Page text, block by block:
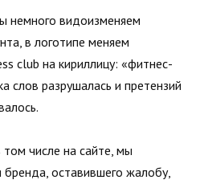
немного видоизменяем
в логотипе меняем
club на кириллицу: «фитнес-
слов разрушалась и претензий
числе на сайте, мы
оставившего жалобу,